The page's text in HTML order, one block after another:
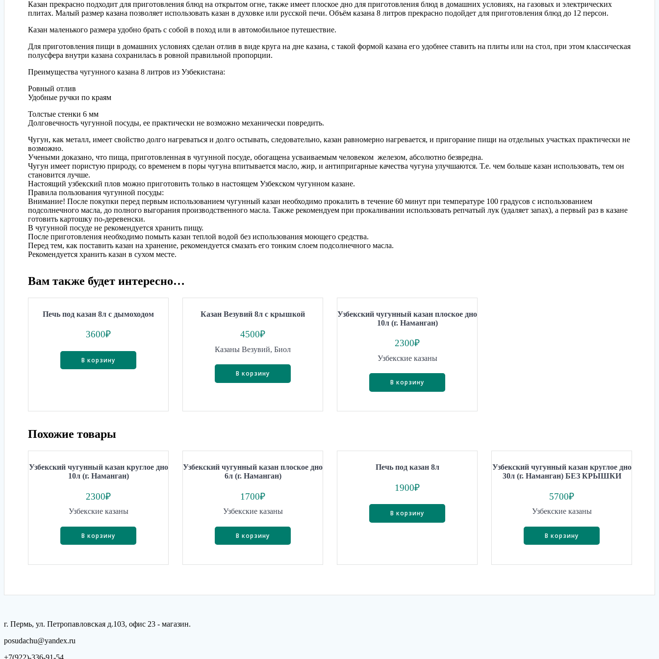
Казан прекрасно подходит для приготовления блюд на открытом огне, также имеет плоское дно для приготовления блюд в домашних условиях, на газовых и электрических
плитах. Малый размер казана позволяет использовать казан в духовке или русской печи. Объём казана 8 литров прекрасно подойдет для приготовления блюд до 12 персон.
Казан маленького размера удобно брать с собой в поход или в автомобильное путешествие.
Для приготовления пищи в домашних условиях сделан отлив в виде круга на дне казана, с такой формой казана его удобнее ставить на плиты или на стол, при этом классическая
полусфера внутри казана сохранилась в ровной правильной пропорции.
Преимущества чугунного казана 8 литров из Узбекистана:
Ровный отлив
Удобные ручки по краям
Толстые стенки 6 мм
Долговечность чугунной посуды, ее практически не возможно механически повредить.
Чугун, как металл, имеет свойство долго нагреваться и долго остывать, следовательно, казан равномерно нагревается, и пригорание пищи на отдельных участках практически не
возможно.
Учеными доказано, что пища, приготовленная в чугунной посуде, обогащена усваиваемым человеком железом, абсолютно безвредна.
Чугун имеет пористую природу, со временем в поры чугуна впитывается масло, жир, и антипригарные качества чугуна улучшаются. Т.е. чем больше казан использовать, тем он
становится лучше.
Настоящий узбекский плов можно приготовить только в настоящем Узбекском чугунном казане.
Правила пользования чугунной посуды:
Внимание! После покупки перед первым использованием чугунный казан необходимо прокалить в течение 60 минут при температуре 100 градусов с использованием
подсолнечного масла, до полного выгорания производственного масла. Также рекомендуем при прокаливании использовать репчатый лук (удаляет запах), а первый раз в казане
готовить картошку по-деревенски.
В чугунной посуде не рекомендуется хранить пищу.
После приготовления необходимо помыть казан теплой водой без использования моющего средства.
Перед тем, как поставить казан на хранение, рекомендуется смазать его тонким слоем подсолнечного масла.
Рекомендуется хранить казан в сухом месте.
Вам также будет интересно…
Печь под казан 8л с дымоходом
3600₽
В корзину
Казан Везувий 8л с крышкой
4500₽
Казаны Везувий, Биол
В корзину
Узбекский чугунный казан плоское дно
10л (г. Наманган)
2300₽
Узбекские казаны
В корзину
Похожие товары
Узбекский чугунный казан круглое дно
10л (г. Наманган)
2300₽
Узбекские казаны
В корзину
Узбекский чугунный казан плоское дно
6л (г. Наманган)
1700₽
Узбекские казаны
В корзину
Печь под казан 8л
1900₽
В корзину
Узбекский чугунный казан круглое дно
30л (г. Наманган) БЕЗ КРЫШКИ
5700₽
Узбекские казаны
В корзину
г. Пермь, ул. Петропавловская д.103, офис 23 - магазин.
posudachu@yandex.ru
+7(922)-336-91-54